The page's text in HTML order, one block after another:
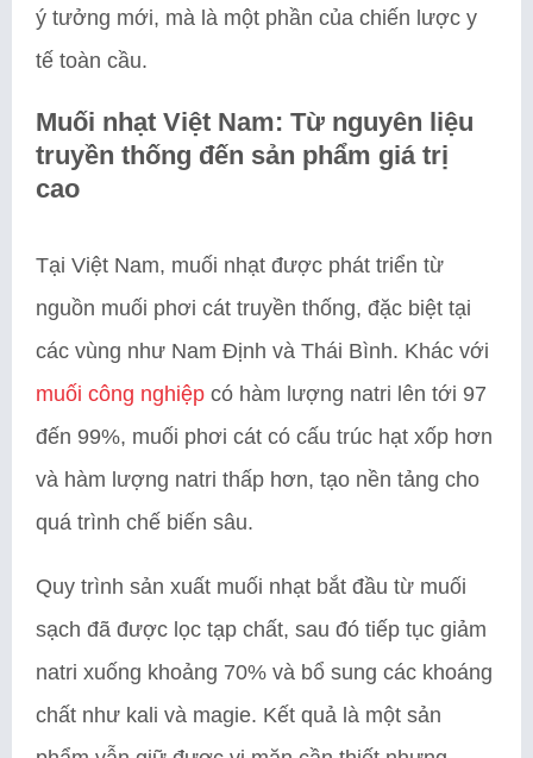
ý tưởng mới, mà là một phần của chiến lược y
tế toàn cầu.
Muối nhạt Việt Nam: Từ nguyên liệu
truyền thống đến sản phẩm giá trị
cao
Tại Việt Nam, muối nhạt được phát triển từ
nguồn muối phơi cát truyền thống, đặc biệt tại
các vùng như Nam Định và Thái Bình. Khác với
muối công nghiệp có hàm lượng natri lên tới 97
đến 99%, muối phơi cát có cấu trúc hạt xốp hơn
và hàm lượng natri thấp hơn, tạo nền tảng cho
quá trình chế biến sâu.
Quy trình sản xuất muối nhạt bắt đầu từ muối
sạch đã được lọc tạp chất, sau đó tiếp tục giảm
natri xuống khoảng 70% và bổ sung các khoáng
chất như kali và magie. Kết quả là một sản